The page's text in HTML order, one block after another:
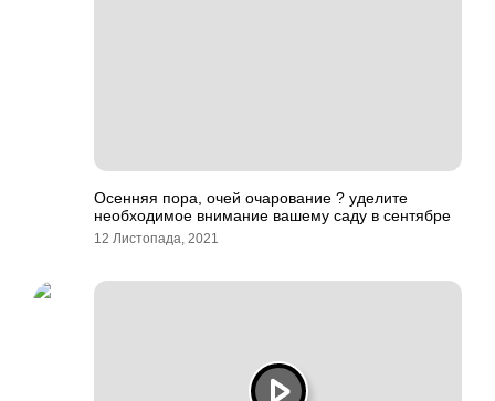
Осенняя пора, очей очарование ? уделите
необходимое внимание вашему саду в сентябре
12 Листопада, 2021